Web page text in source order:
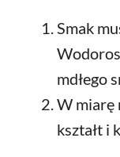
Smak
mdłego
W miarę
kształt i